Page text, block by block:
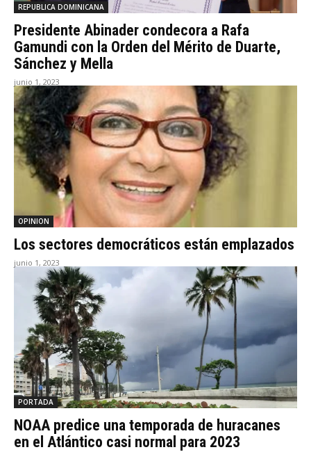
REPUBLICA DOMINICANA
Presidente Abinader condecora a Rafa
Gamundi con la Orden del Mérito de Duarte,
Sánchez y Mella
junio 1, 2023
OPINION
Los sectores democráticos están emplazados
junio 1, 2023
PORTADA
NOAA predice una temporada de huracanes
en el Atlántico casi normal para 2023